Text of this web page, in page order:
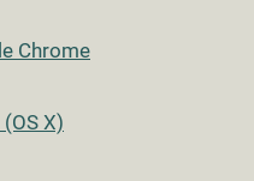
Chrome
X)